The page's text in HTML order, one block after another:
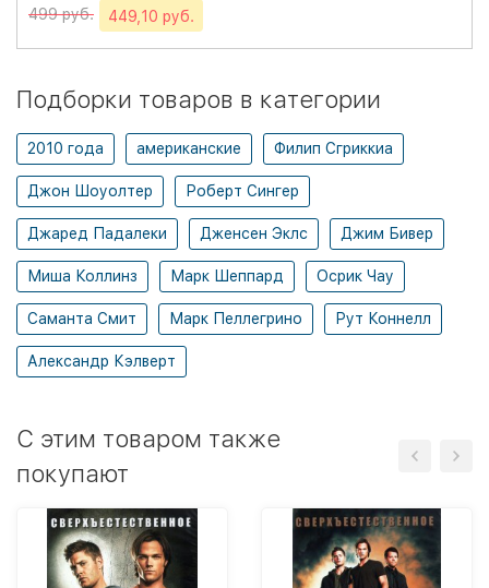
499 руб.
449,10 руб.
Подборки товаров в категории
2010 года американские Филип Сгриккиа
Джон Шоуолтер Роберт Сингер
Джаред Падалеки Дженсен Эклс Джим Бивер
Миша Коллинз Марк Шеппард Осрик Чау
Саманта Смит Марк Пеллегрино Рут Коннелл
Александр Кэлверт
C этим товаром также
покупают